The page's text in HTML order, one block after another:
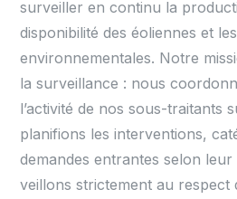
surveiller en continu la
disponibilité des éoliennes et
environnementales. Notre
la surveillance : nous
l’activité de nos sous-traitants
planifions les interventions,
demandes entrantes selon leur
veillons strictement au respect